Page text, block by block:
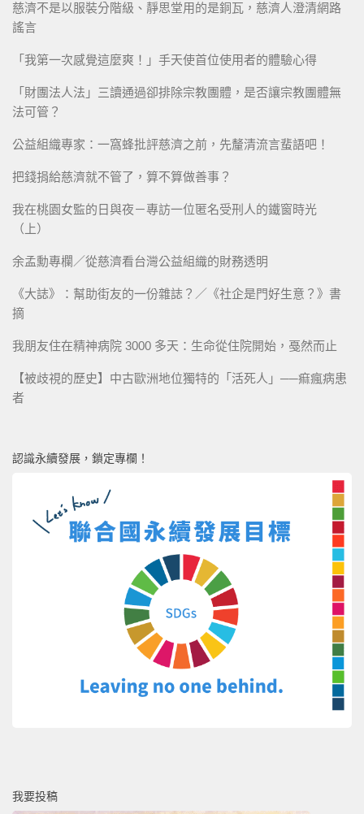
慈濟不是以服裝分階級、靜思堂用的是銅瓦，慈濟人澄清網路
謠言
「我第一次感覺這麼爽！」手天使首位使用者的體驗心得
「財團法人法」三讀通過卻排除宗教團體，是否讓宗教團體無
法可管？
公益組織專家：一窩蜂批評慈濟之前，先釐清流言蜚語吧！
把錢捐給慈濟就不管了，算不算做善事？
我在桃園女監的日與夜－專訪一位匿名受刑人的鐵窗時光
（上）
余孟勳專欄／從慈濟看台灣公益組織的財務透明
《大誌》：幫助街友的一份雜誌？／《社企是門好生意？》書
摘
我朋友住在精神病院 3000 多天：生命從住院開始，戞然而止
【被歧視的歷史】中古歐洲地位獨特的「活死人」──痲瘋病患
者
認識永續發展，鎖定專欄！
我要投稿